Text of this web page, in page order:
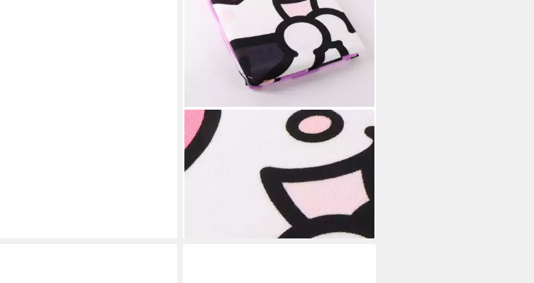
HELLO KITTY
Strandtuch Badetuch 70 × 140 cm
250 gsm für Strand Schwimmbad
UVP29,99 €
lieferbar - in 8-10 Werktagen bei dir